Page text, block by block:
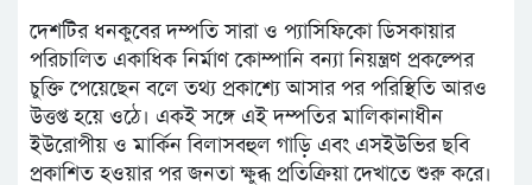
দেশটির ধনকুবের দম্পতি সারা ও প্যাসিফিকো ডিসকায়ার
পরিচালিত একাধিক নির্মাণ কোম্পানি বন্যা নিয়ন্ত্রণ প্রকল্পের
চুক্তি পেয়েছেন বলে তথ্য প্রকাশ্যে আসার পর পরিস্থিতি আরও
উত্তপ্ত হয়ে ওঠে। একই সঙ্গে এই দম্পতির মালিকানাধীন
ইউরোপীয় ও মার্কিন বিলাসবহুল গাড়ি এবং এসইউভির ছবি
প্রকাশিত হওয়ার পর জনতা ক্ষুব্ধ প্রতিক্রিয়া দেখাতে শুরু করে।